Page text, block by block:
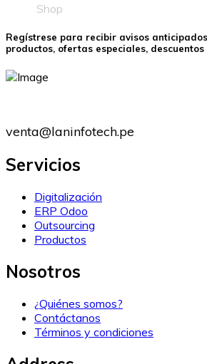
Shop
Regístrese para recibir avisos
productos, ofertas especiales, descuentos
venta@laninfotech.pe
Servicios
Digitalización
ERP Odoo
Outsourcing
Productos
Nosotros
¿Quiénes somos?
Contáctanos
Términos y condiciones